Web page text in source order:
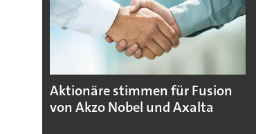
Aktionäre stimmen für Fusion
von Akzo Nobel und Axalta